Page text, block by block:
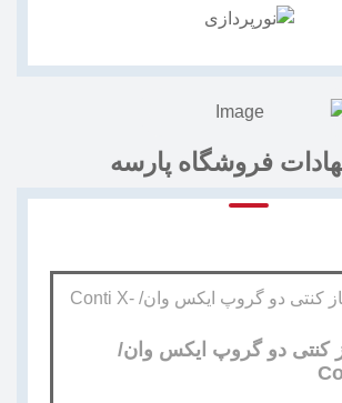
فروشگاه پارسه
کنتی دو گروپ ایکس وان/